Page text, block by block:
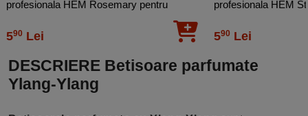
profesionala HEM Rosemary pentru
590 Lei
profesionala HEM
590 Lei
DESCRIERE Betisoare parfumate
Ylang-Ylang